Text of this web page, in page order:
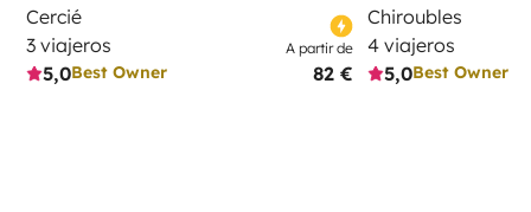
Cercié
3 viajeros
5,0Best Owner
A partir de
82 €
Chiroubles
4 viajeros
5,0Best Owner